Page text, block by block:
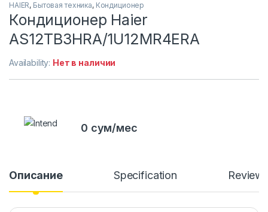
HAIER, Бытовая техника, Кондиционер
Кондиционер Haier
AS12TB3HRA/1U12MR4ERA
Availability: Нет в наличии
0 сум/мес
Описание Specification